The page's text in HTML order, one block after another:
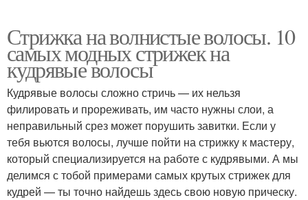
Стрижка на волнистые волосы. 10
самых модных стрижек на
кудрявые волосы
Кудрявые волосы сложно стричь — их нельзя
филировать и прореживать, им часто нужны слои, а
неправильный срез может порушить завитки. Если у
тебя вьются волосы, лучше пойти на стрижку к мастеру,
который специализируется на работе с кудрявыми. А мы
делимся с тобой примерами самых крутых стрижек для
кудрей — ты точно найдешь здесь свою новую прическу.